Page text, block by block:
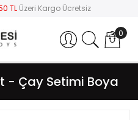
TL Üzeri Kargo Ücretsiz
Hesabım 0
- Çay Setimi Boya